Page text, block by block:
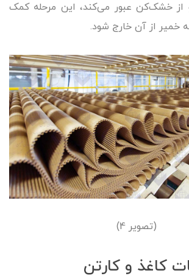
و از خشک‌کن عبور می‌کند، این مرحله کمک
خمیر از آن خارج شود.
(تصویر 4)
کاغذ و کارتن